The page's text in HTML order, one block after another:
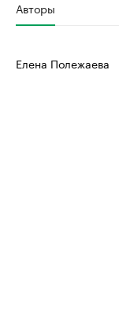
Авторы
Елена Полежаева